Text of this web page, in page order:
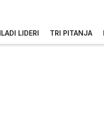
LIDERI TRI PITANJA